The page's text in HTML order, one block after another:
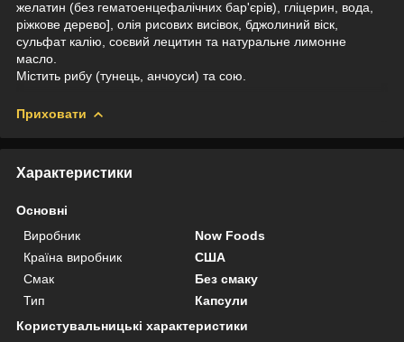
желатин (без гематоенцефалічних бар'єрів), гліцерин, вода,
ріжкове дерево], олія рисових висівок, бджолиний віск,
сульфат калію, соєвий лецитин та натуральне лимонне
масло.
Містить рибу (тунець, анчоуси) та сою.
Приховати
Характеристики
Основні
Виробник
Now Foods
Країна виробник
США
Смак
Без смаку
Тип
Капсули
Користувальницькі характеристики